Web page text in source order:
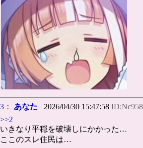
3： あなた 2026/04/30 15:47:58
>>2
いきなり平穏を破壊しにかかった…
ここのスレ住民は…